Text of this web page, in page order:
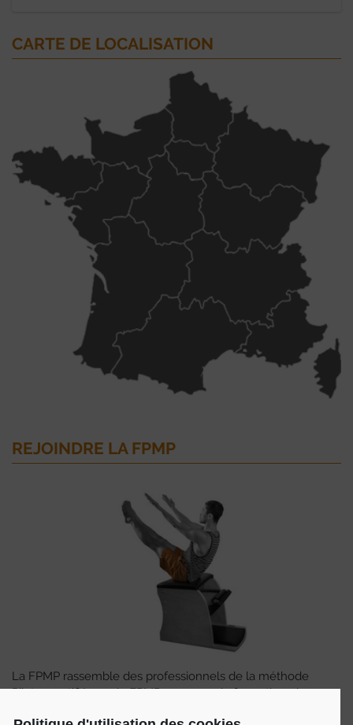
CARTE DE LOCALISATION
REJOINDRE LA FPMP
La FPMP rassemble des professionnels de la méthode
Pilates certifiés par la FPMP, en cours de formation, des